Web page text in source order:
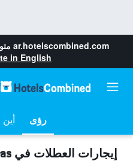
ar.hotelscombined.com
in English
رؤى
إيجارات العطلات في Las Negras